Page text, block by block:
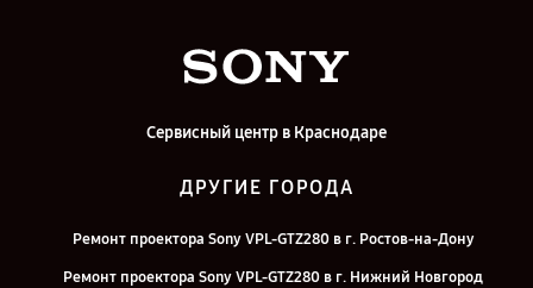
Сервисный центр в Краснодаре
ДРУГИЕ ГОРОДА
Ремонт проектора Sony VPL-GTZ280 в г. Ростов-на-Дону
Ремонт проектора Sony VPL-GTZ280 в г. Нижний Новгород